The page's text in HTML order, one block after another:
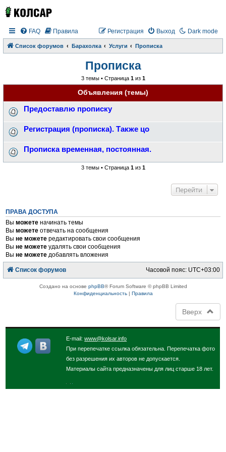
Dark mode
FAQ Правила Выход
Регистрация
Список форумов Барахолка Услуги Прописка
Прописка
3 темы • Страница 1из 1
Объявления (темы)
Предоставлю прописку
Регистрация (прописка). Также цо
Прописка временная, постоянная.
3 темы • Страница 1из 1
Перейти
ПРАВА ДОСТУПА
Выможете начинать темы
Выможете отвечать на сообщения
Выне можете редактировать свои сообщения
Выне можете удалять свои сообщения
Выне можете добавлять вложения
Список форумов Часовой пояс: UTC+03:00
Создано на основе phpBB® Forum Software © phpBB Limited
Конфиденциальность| Правила
Вверх
E-mail:www@kolsar.info
При перепечатке ссылка обязательна. Перепечатка фото
без разрешения их авторов не допускается.
Материалы сайта предназначены для лиц старше 18 лет.